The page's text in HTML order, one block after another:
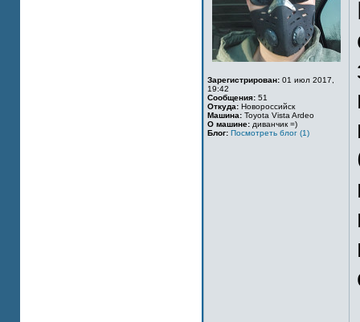
Зарегистрирован: 01 июл 2017,
19:42
Сообщения: 51
Откуда: Новороссийск
Машина: Toyota Vista Ardeo
О машине: диванчик =)
Блог: Посмотреть блог (1)